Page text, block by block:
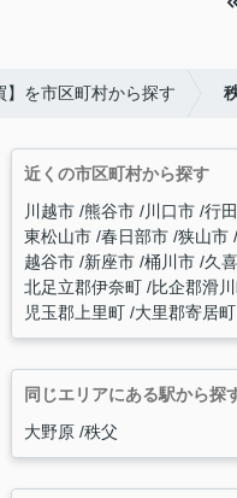
】を市区町村から探す
近くの市区町村から探す
川越市 熊谷市 川口市 行
東松山市 春日部市 狭山市
越谷市 新座市 桶川市 久
北足立郡伊奈町 比企郡滑
児玉郡上里町 大里郡寄居町
同じエリアにある駅から探
大野原 秩父